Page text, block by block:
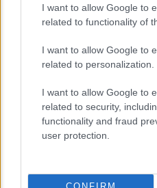
I want to allow Google to
related to functionality of
I want to allow Google to
related to personalization.
I want to allow Google to
related to security,
functionality and fraud
user protection.
CONFIRM
© 2026 -
Privacy e